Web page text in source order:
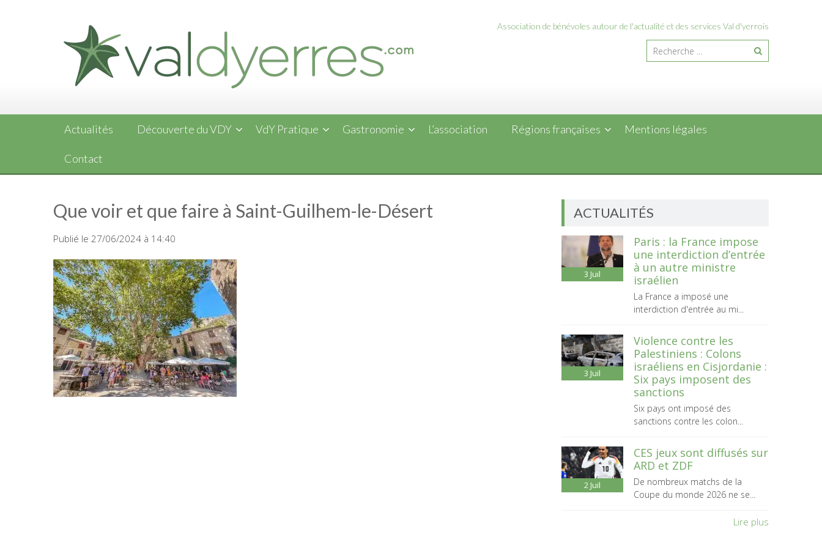
Association de bénévoles autour de l'actualité et des services Val d'yerrois
Actualités Découverte du VDY VdY Pratique Gastronomie L’association Régions françaises Mentions légales
Contact
Que voir et que faire à Saint-Guilhem-le-Désert
Publié le 27/06/2024 à 14:40
ACTUALITÉS
3 Juil
Paris : la France impose
une interdiction d’entrée
à un autre ministre
israélien
La France a imposé une
interdiction d'entrée au mi...
3 Juil
Violence contre les
Palestiniens : Colons
israéliens en Cisjordanie :
Six pays imposent des
sanctions
Six pays ont imposé des
sanctions contre les colon...
2 Juil
CES jeux sont diffusés sur
ARD et ZDF
De nombreux matchs de la
Coupe du monde 2026 ne se...
Lire plus